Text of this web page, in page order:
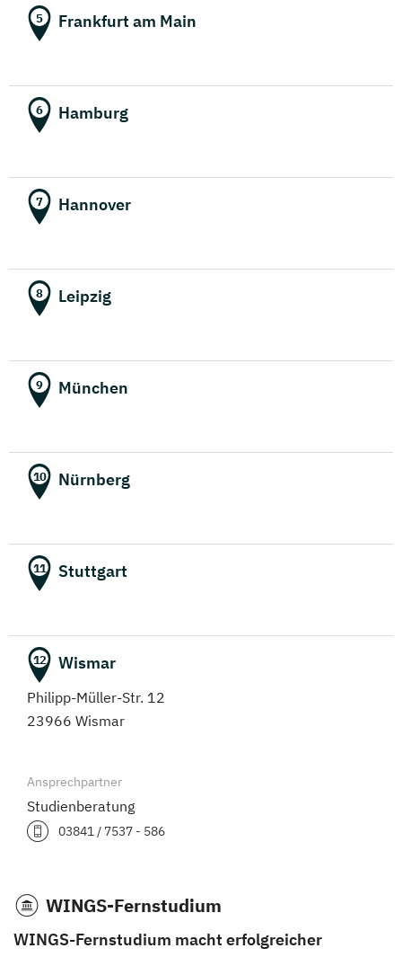
5 Frankfurt am Main
6 Hamburg
7 Hannover
8 Leipzig
9 München
10 Nürnberg
11 Stuttgart
12 Wismar
Philipp-Müller-Str. 12
23966 Wismar
Ansprechpartner
Studienberatung
03841 / 7537 - 586
WINGS-Fernstudium
WINGS-Fernstudium macht erfolgreicher